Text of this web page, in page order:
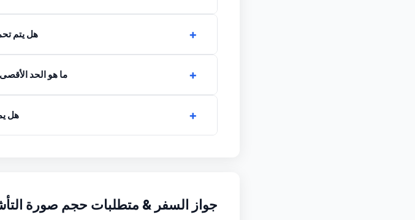
هل يتم
ما هو الحد الأقصى
هل
جواز السفر & متطلبات حجم صورة